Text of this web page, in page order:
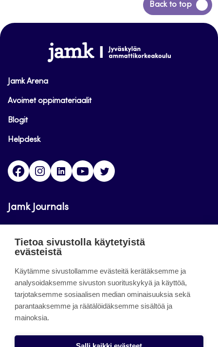
Back to top
Siirry
takaisin
www.jamk.fi
Jamk Arena
Avoimet oppimateriaalit
Blogit
Helpdesk
FacebookInstagram
LinkedInYoutube
Jamk Journals
luettavissa. Verkkolehtien tarkoituksena on tukea
innovaatiotoimintaa.
About the site
Jamkin verkkolehdet
Saavutettavuusseloste
Tietoa sivustolla käytetyistä
evästeistä
Käytämme sivustollamme evästeitä kerätäksemme ja
analysoidaksemme sivuston suorituskykyä ja käyttöä,
tarjotaksemme sosiaalisen median ominaisuuksia sekä
parantaaksemme ja räätälöidäksemme sisältöä ja
mainoksia.